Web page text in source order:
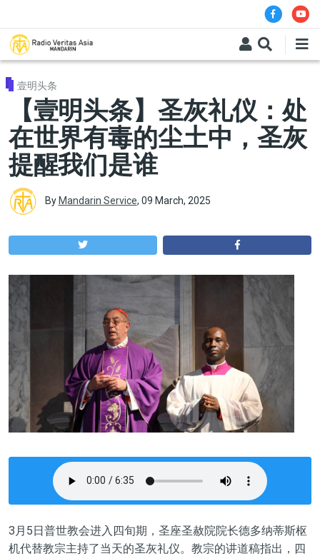
壹明头条
【壹明头条】圣灰礼仪：处
在世界有毒的尘土中，圣灰
提醒我们是谁
By Mandarin Service, 09 March, 2025
3月5日普世教会进入四旬期，圣座圣赦院院长德多纳蒂斯枢
机代替教宗主持了当天的圣灰礼仪。教宗的讲道稿指出，四